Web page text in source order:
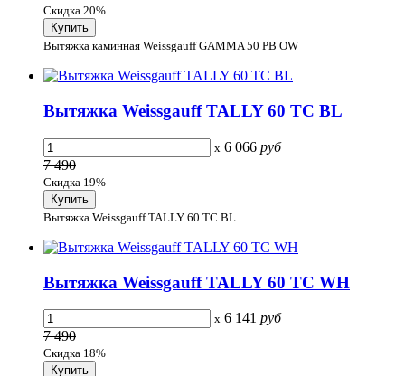
Скидка 20%
Вытяжка каминная Weissgauff GAMMA 50 PB OW
Вытяжка Weissgauff TALLY 60 TC BL
x 6 066 руб
7 490
Скидка 19%
Вытяжка Weissgauff TALLY 60 TC BL
Вытяжка Weissgauff TALLY 60 TC WH
x 6 141 руб
7 490
Скидка 18%